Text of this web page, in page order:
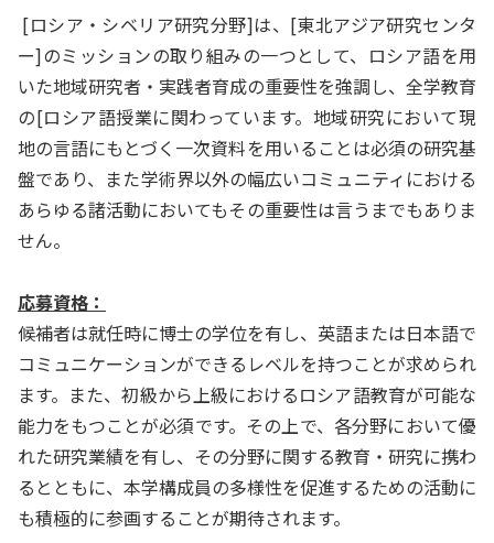
[ロシア・シベリア研究分野]は、[東北アジア研究センタ
ー]のミッションの取り組みの一つとして、ロシア語を用
いた地域研究者・実践者育成の重要性を強調し、全学教育
の[ロシア語授業に関わっています。地域研究において現
地の言語にもとづく一次資料を用いることは必須の研究基
盤であり、また学術界以外の幅広いコミュニティにおける
あらゆる諸活動においてもその重要性は言うまでもありま
せん。
応募資格：
候補者は就任時に博士の学位を有し、英語または日本語で
コミュニケーションができるレベルを持つことが求められ
ます。また、初級から上級におけるロシア語教育が可能な
能力をもつことが必須です。その上で、各分野において優
れた研究業績を有し、その分野に関する教育・研究に携わ
るとともに、本学構成員の多様性を促進するための活動に
も積極的に参画することが期待されます。